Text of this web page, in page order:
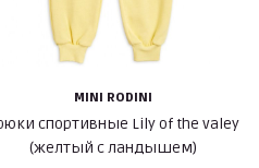
MINI RODINI
спортивные Lily of the valey
(желтый с ландышем)